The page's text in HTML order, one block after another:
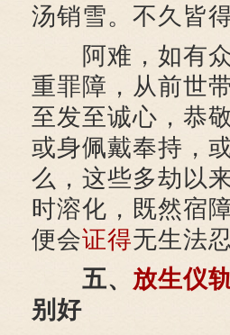
汤销雪。不久皆
阿难，如有众
重罪障，从前世
至发至诚心，恭
或身佩戴奉持，
么，这些多劫以
时溶化，既然宿
便会证得无生法
五、 放生仪
别好